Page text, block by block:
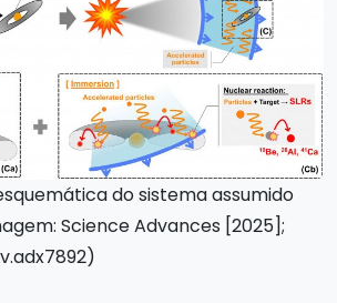
do sistema assumido
Science Advances [2025];